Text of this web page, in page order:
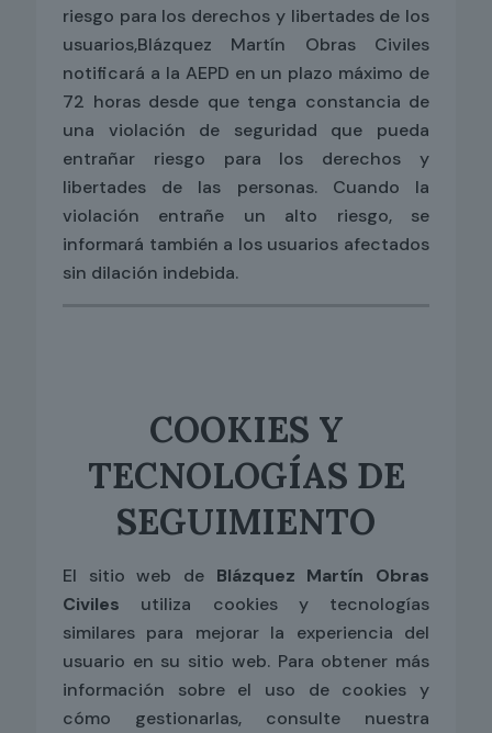
riesgo para los derechos y libertades de los
usuarios,Blázquez Martín Obras Civiles
notificará a la AEPD en un plazo máximo de
72 horas desde que tenga constancia de
una violación de seguridad que pueda
entrañar riesgo para los derechos y
libertades de las personas. Cuando la
violación entrañe un alto riesgo, se
informará también a los usuarios afectados
sin dilación indebida.
COOKIES Y
TECNOLOGÍAS DE
SEGUIMIENTO
El sitio web de Blázquez Martín Obras
Civiles utiliza cookies y tecnologías
similares para mejorar la experiencia del
usuario en su sitio web. Para obtener más
información sobre el uso de cookies y
cómo gestionarlas, consulte nuestra